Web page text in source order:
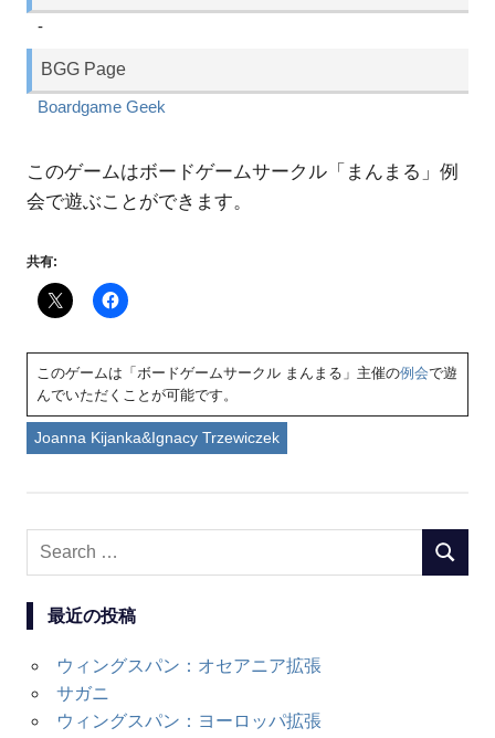
-
BGG Page
Boardgame Geek
このゲームはボードゲームサークル「まんまる」例
会で遊ぶことができます。
共有:
このゲームは「ボードゲームサークル まんまる」主催の例会で遊
んでいただくことが可能です。
Joanna Kijanka&Ignacy Trzewiczek
Search
最近の投稿
ウィングスパン：オセアニア拡張
サガニ
ウィングスパン：ヨーロッパ拡張